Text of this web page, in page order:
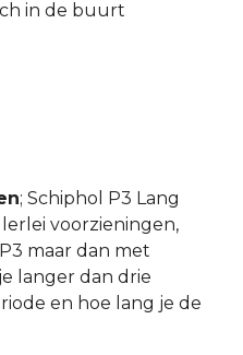
in de buurt
; Schiphol P3 Lang
voorzieningen,
maar dan met
langer dan drie
en hoe lang je de